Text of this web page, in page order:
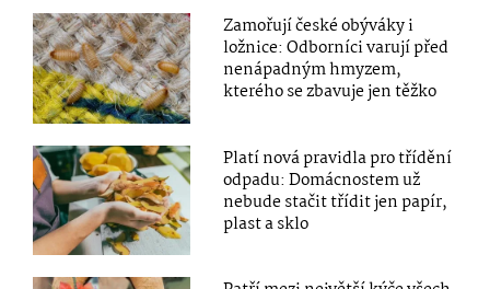
Zamořují české obýváky i
ložnice: Odborníci varují před
nenápadným hmyzem,
kterého se zbavuje jen těžko
Platí nová pravidla pro třídění
odpadu: Domácnostem už
nebude stačit třídit jen papír,
plast a sklo